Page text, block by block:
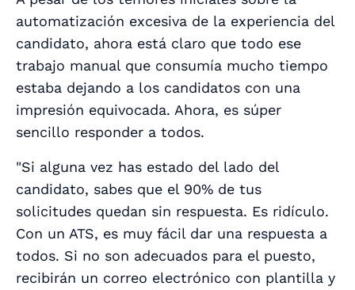
automatización excesiva de la experiencia del
candidato, ahora está claro que todo ese
trabajo manual que consumía mucho tiempo
estaba dejando a los candidatos con una
impresión equivocada. Ahora, es súper
sencillo responder a todos.
"Si alguna vez has estado del lado del
candidato, sabes que el 90% de tus
solicitudes quedan sin respuesta. Es ridículo.
Con un ATS, es muy fácil dar una respuesta a
todos. Si no son adecuados para el puesto,
recibirán un correo electrónico con plantilla y